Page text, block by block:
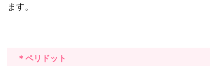
ます。
＊ペリドット